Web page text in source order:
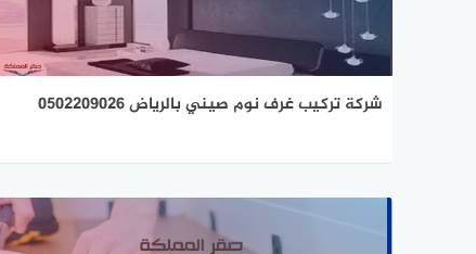
شركة تركيب غرف نوم صيني بالرياض 0502209026